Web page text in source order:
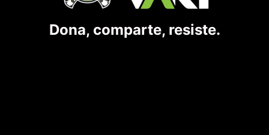
Dona, comparte, resiste.